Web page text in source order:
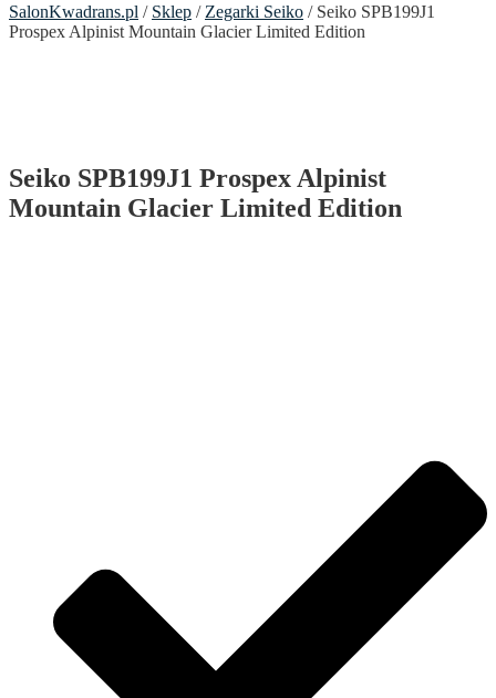
SalonKwadrans.pl / Sklep / Zegarki Seiko / Seiko SPB199J1
Prospex Alpinist Mountain Glacier Limited Edition
Seiko SPB199J1 Prospex Alpinist
Mountain Glacier Limited Edition